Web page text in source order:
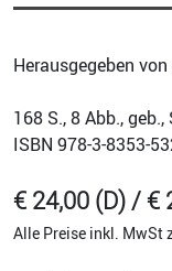
Herausgegeben von
168 S., 8 Abb.,
ISBN 978-3-8353-
€ 24,00 (D) / €
Alle Preise inkl. MwSt